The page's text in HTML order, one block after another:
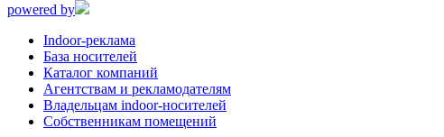
powered by
Indoor-реклама
База носителей
Каталог компаний
Агентствам и рекламодателям
Владельцам indoor-носителей
Собственникам помещений